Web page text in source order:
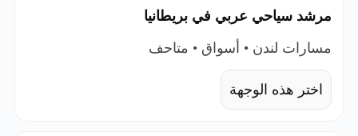
مرشد سياحي عربي في بريطانيا
مسارات لندن • أسواق • متاحف
اختر هذه الوجهة